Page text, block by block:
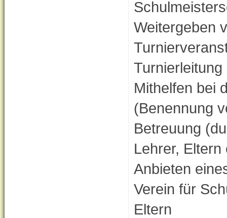
Weitergeben
Turnierleitung
Mithelfen bei
(Benennung
Betreuung
Lehrer,
Anbieten
Verein für
Eltern